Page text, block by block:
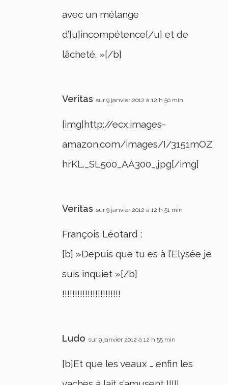
avec un mélange
d’[u]incompétence[/u] et de
lâcheté. »[/b]
Veritas sur 9 janvier 2012 à 12 h 50 min
[img]http://ecx.images-
amazon.com/images/I/3151mOZ
hrKL._SL500_AA300_.jpg[/img]
Veritas sur 9 janvier 2012 à 12 h 51 min
François Léotard :
[b] »Depuis que tu es à l’Elysée je
suis inquiet »[/b]
!!!!!!!!!!!!!!!!!!!!!!!
Ludo sur 9 janvier 2012 à 12 h 55 min
[b]Et que les veaux … enfin les